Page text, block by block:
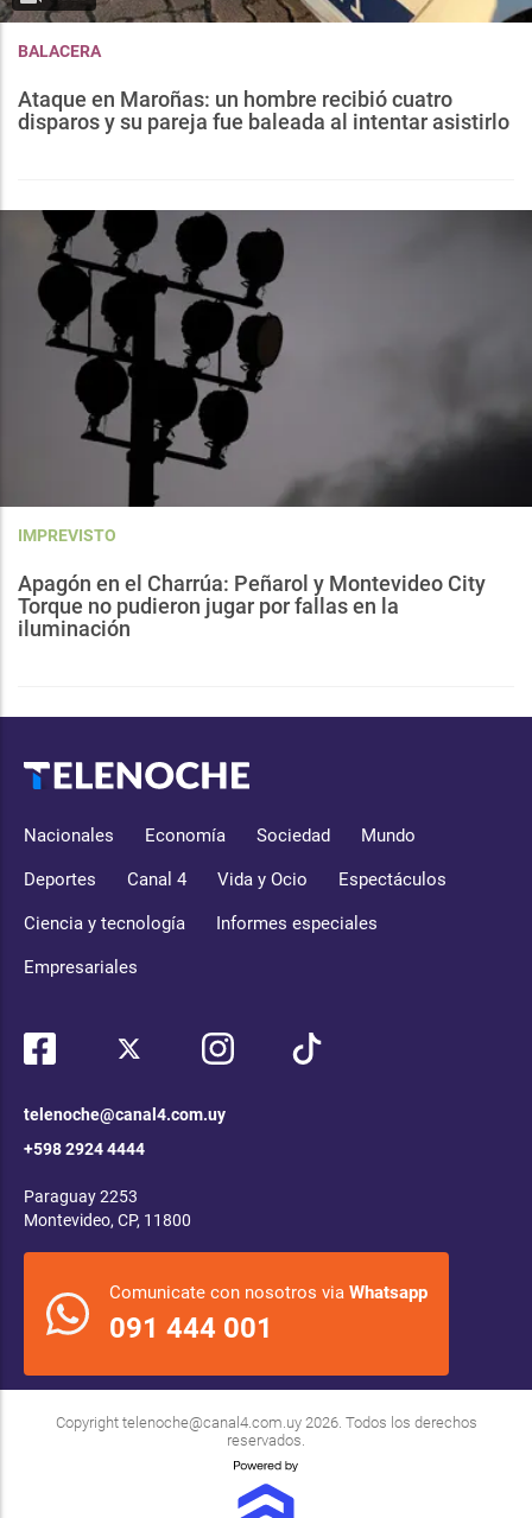
BALACERA
Ataque en Maroñas: un hombre recibió cuatro
disparos y su pareja fue baleada al intentar asistirlo
IMPREVISTO
Apagón en el Charrúa: Peñarol y Montevideo City
Torque no pudieron jugar por fallas en la
iluminación
Nacionales Economía Sociedad Mundo
Deportes Canal 4 Vida y Ocio Espectáculos
Ciencia y tecnología Informes especiales
Empresariales
telenoche@canal4.com.uy
+598 2924 4444
Paraguay 2253
Montevideo, CP, 11800
Comunicate con nosotros via Whatsapp
091 444 001
Copyright telenoche@canal4.com.uy2026. Todos los derechos
reservados.